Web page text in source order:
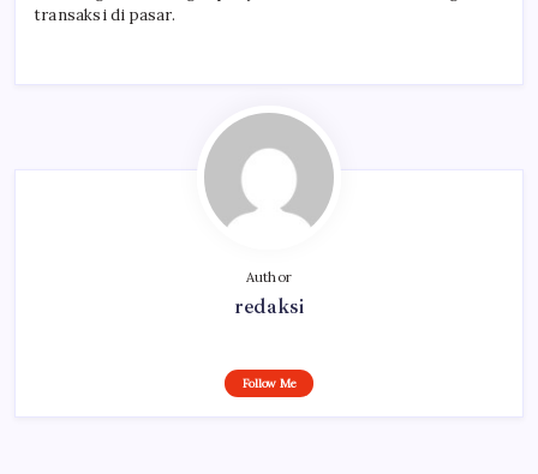
transaksi di pasar.
Author
redaksi
Follow Me